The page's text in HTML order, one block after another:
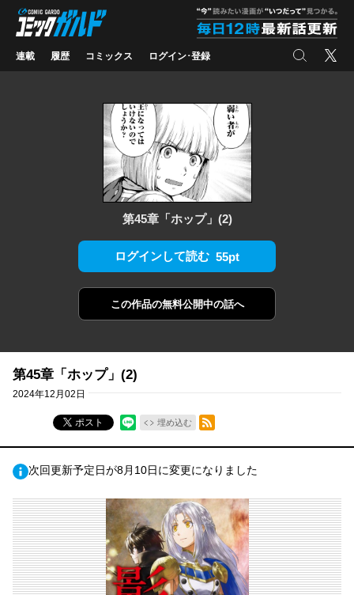
コミックガルド
連載 履歴 コミックス ログイン･登録 検索 X
第45章「ホップ」(2)
ログインして読む 55pt
この作品の無料公開中の話へ
第45章「ホップ」(2)
2024年12月02日
ポスト 埋め込む
RSSフィード
次回更新予定日が8月10日に変更になりました